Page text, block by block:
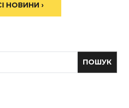
НОВИНИ ›